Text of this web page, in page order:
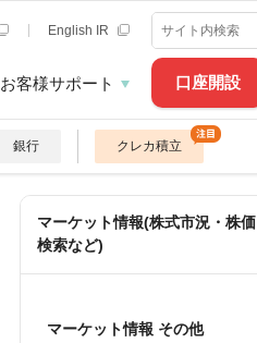
口座開設
English IR
お客様サポート
銀行 クレカ積立
マーケット情報(株式市況・株価
検索など)
マーケット情報 その他